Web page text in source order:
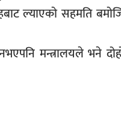
ल्याएको सहमति
मन्त्रालयले भने